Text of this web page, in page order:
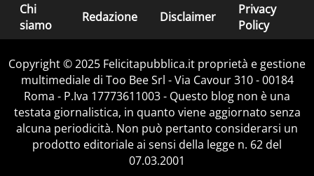
Chi
siamo
Redazione Disclaimer
Privacy
Policy
Copyright © 2025 Felicitapubblica.it proprietà e gestione
multimediale di Too Bee Srl - Via Cavour 310 - 00184
Roma - P.Iva 17773611003 - Questo blog non è una
testata giornalistica, in quanto viene aggiornato senza
alcuna periodicità. Non può pertanto considerarsi un
prodotto editoriale ai sensi della legge n. 62 del
07.03.2001